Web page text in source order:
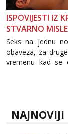
ISPOVIJESTI IZ
STVARNO
Seks na jednu
obaveza, za
vremenu kad se
tema „jedne noći